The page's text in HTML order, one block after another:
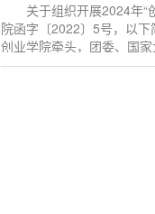
关于组织开展2024年
院函字〔2022〕5号，以
创业学院牵头，团委、国
动...